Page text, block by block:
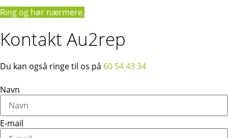
Ring og hør nærmere.
Kontakt Au2rep
Du kan også ringe til os på 60 54 43 34
Navn
E-mail